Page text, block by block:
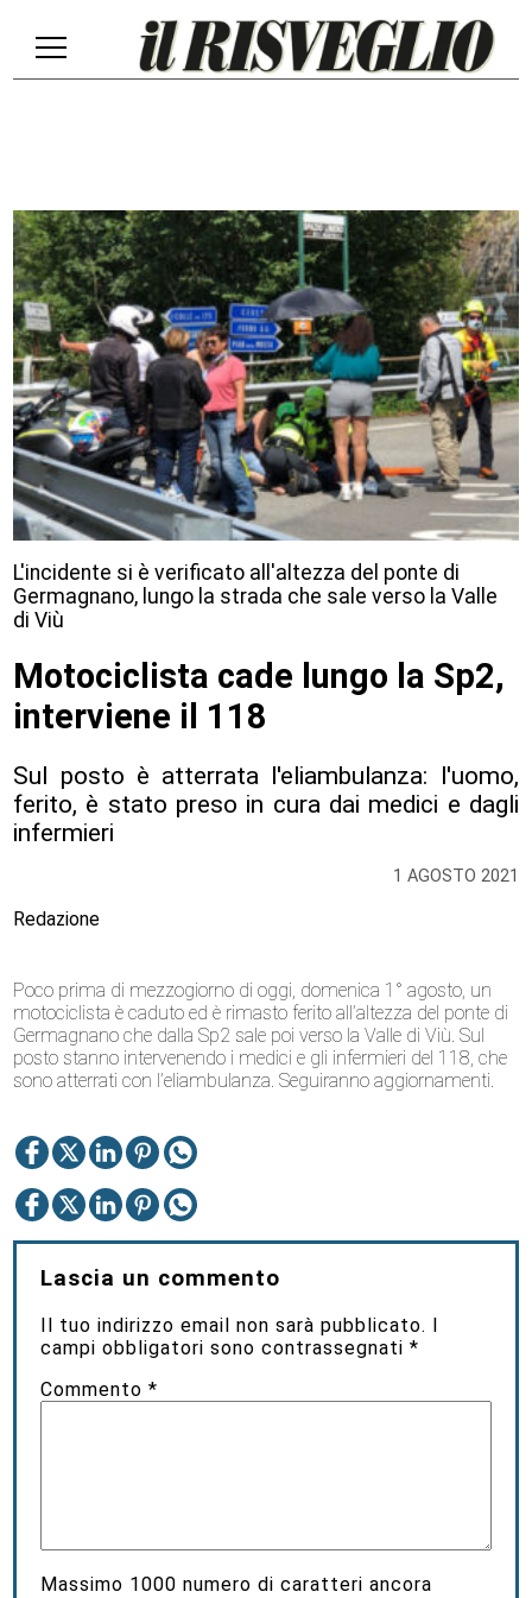
1 AGOSTO 2021
L'incidente si è verificato all'altezza del ponte di
Germagnano, lungo la strada che sale verso la Valle
di Viù
Motociclista cade lungo la Sp2,
interviene il 118
Sul posto è atterrata l'eliambulanza: l'uomo,
ferito, è stato preso in cura dai medici e dagli
infermieri
Redazione
Poco prima di mezzogiorno di oggi, domenica 1° agosto, un
motociclista è caduto ed è rimasto ferito all’altezza del ponte di
Germagnano che dalla Sp2 sale poi verso la Valle di Viù. Sul
posto stanno intervenendo i medici e gli infermieri del 118, che
sono atterrati con l’eliambulanza. Seguiranno aggiornamenti.
Lascia un commento
Il tuo indirizzo email non sarà pubblicato. I
campi obbligatori sono contrassegnati*
Commento*
Massimo 1000 numero di caratteri ancora